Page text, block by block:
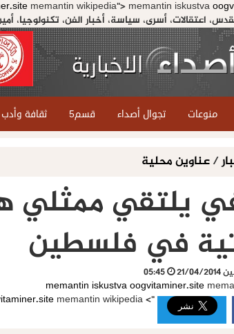
memantin wikipedia"> memantin iskustva
اعتقالات، أسرى، سياسة، أخبار الفن، تكنولوجيا،
منوعات تجوال أصداء قسم5 ثقافة وأدب
/عناوين محلية
يلتقي ممثلي
في فلسطين
2014
memantin iskustvaoogvitaminer.site
">
memantin wikipedia